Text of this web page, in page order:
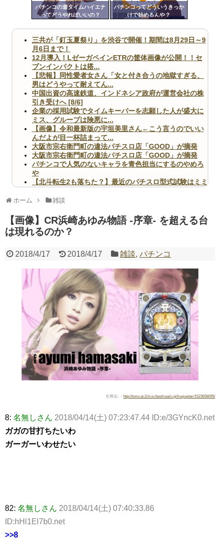
パチンコの遊タイムハイエナ
ってどうやればいいの？
パチンコってどういうきっか
けで始めるんや？
更新
ツー
三共が「釘玉夏祭り」を渋谷で開催！期間は8月29日～9
月6日まで！
12月導入！LゼーガペインETRの筐体画像が公開！！セ
ブンインパクトは搭...
【悲報】同性愛者女さん「女と付き合うの地獄すぎる、
男はどうやって耐えてん...
中国出資の高速鉄道、インドネシア政府が運営会社の株
引き受けへ [8/6]
企業の採用試験でタイムキーパーを志願した人が盛大に
ミス、グループは険悪に...
【画像】令和最新版の宇垣美里さん←こう言うのでいい
んだよが目一杯詰まって...
大阪市宗右衛門町の違法パチスロ店「GOOD」が摘発
大阪市宗右衛門町の違法パチスロ店「GOOD」が摘発
パチンコで人気のないキャラを青色担当にするのやめろ
や
【北斗転生2も落ちた？】最近のパチスロ型式試験はミミ
無職のパチンコカス(22)なんやが、ワイの人生どれくら
AngelBeats!とかいうクソアニメの思い出ｗｗｗ
Powered by livedoor 相互RSS
ホーム 雑談
【画像】CR浜崎あゆみ物語 -序章- を超える台
は現れるのか？
2018/4/17 2018/4/17 雑談,パチンコ
引用元: ・ http://tomcat.2ch.sc/test/read.cgi/livejupiter/1523658095/
8: 名無しさん 2018/04/14(土) 07:23:47.44 ID:e/3GYncK0.net
ガガの甘打ちたいわ
ガーガーいわせたい
82: 名無しさん 2018/04/14(土) 07:40:33.86
ID:hHl1El7b0.net
>>8